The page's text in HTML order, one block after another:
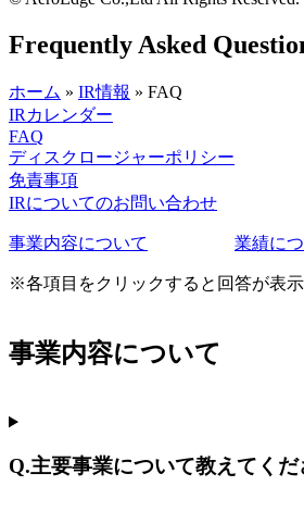
Frequently Asked
ホーム » IR情報 » FAQ
IRカレンダー
FAQ
ディスクロージャーポリシー
免責事項
IRについてのお問い合わせ
事業内容について 業績に
※各項目をクリックすると回答が表
事業内容について
Q.主要事業について教えてくだ